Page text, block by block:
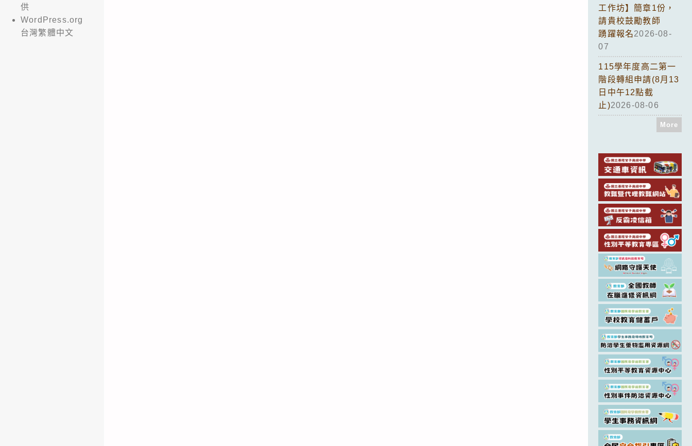
供
WordPress.org
台灣繁體中文
工作坊】簡章1份，
請貴校鼓勵教師
踴躍報名2026-08-
07
115學年度高二第一
階段轉組申請(8月13
日中午12點截
止)2026-08-06
More